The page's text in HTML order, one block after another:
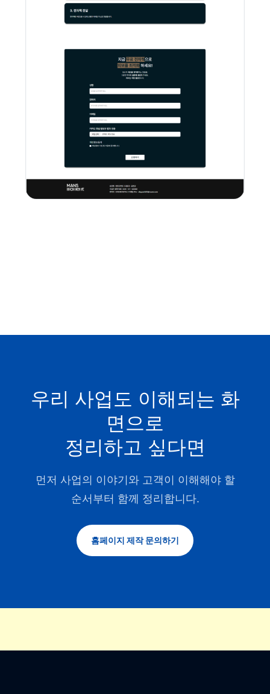
우리 사업도 이해되는 화
면으로
정리하고 싶다면
먼저 사업의 이야기와 고객이 이해해야 할
순서부터 함께 정리합니다.
홈페이지 제작 문의하기